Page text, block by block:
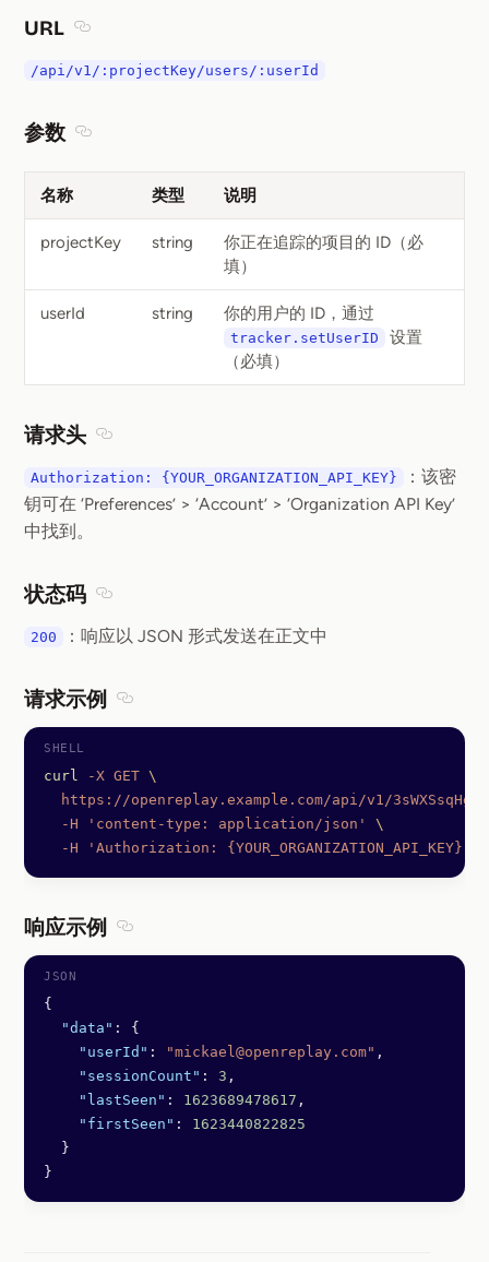
URL
/api/v1/:projectKey/users/:userId
参数
名称 类型 说明
projectKey string
你正在追踪的项目的 ID（必
填）
userId string 你的用户的 ID，通过
tracker.setUserID
设置
（必填）
请求头
Authorization: {YOUR_ORGANIZATION_API_KEY}
：该密
钥可在 ‘Preferences’ > ‘Account’ > ‘Organization API Key’
中找到。
状态码
200 ：响应以 JSON 形式发送在正文中
请求示例
curl -X GET \
https://openreplay.example.com/api/v1/
  -H
'content-type: application/json'
\
  -H
'Authorization: {YOUR_ORGANIZATION_API_KEY}'
响应示例
{
  "data"
: {
    "userId"
: "mickael@openreplay.com" ,
    "sessionCount"
: 3 ,
    "lastSeen"
: 1623689478617 ,
    "firstSeen"
: 1623440822825
  }
}